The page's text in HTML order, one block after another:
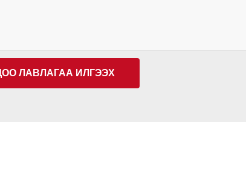
ЛАВЛАГАА ИЛГЭЭХ